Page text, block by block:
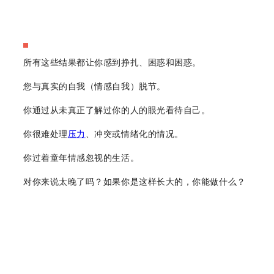
所有这些结果都让你感到挣扎、困惑和困惑。
您与真实的自我（情感自我）脱节。
你通过从未真正了解过你的人的眼光看待自己。
你很难处理压力 、冲突或情绪化的情况。
你过着童年情感忽视的生活。
对你来说太晚了吗？如果你是这样长大的，你能做什么？